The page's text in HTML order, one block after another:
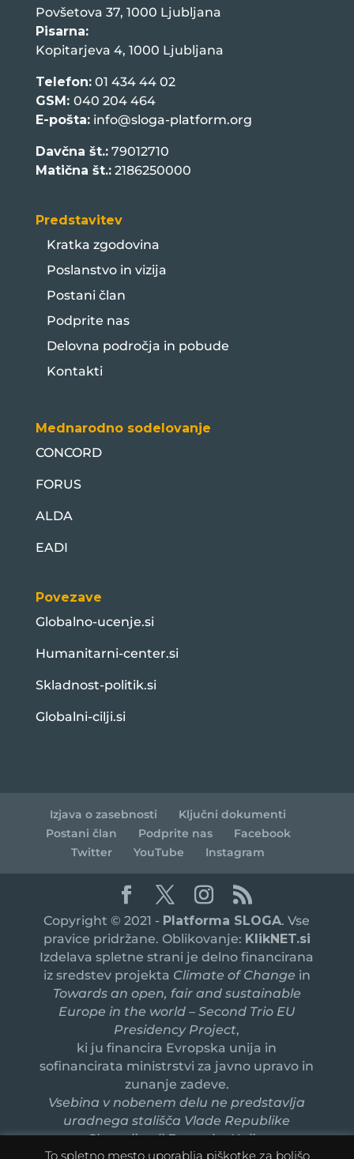
Povšetova 37, 1000 Ljubljana
Pisarna:
Kopitarjeva 4, 1000 Ljubljana
Telefon:01 434 44 02
GSM: 040 204 464
E-pošta: info@sloga-platform.org
Davčna št.:79012710
Matična št.:2186250000
Predstavitev
Kratka zgodovina
Poslanstvo in vizija
Postani član
Podprite nas
Delovna področja in pobude
Kontakti
Mednarodno sodelovanje
CONCORD
FORUS
ALDA
EADI
Povezave
Globalno-ucenje.si
Humanitarni-center.si
Skladnost-politik.si
Globalni-cilji.si
Izjava o zasebnosti
Ključni dokumenti
Postani član
Podprite nas
Facebook
Twitter
YouTube Instagram
Copyright © 2021 - Platforma SLOGA. Vse
pravice pridržane. Oblikovanje: KlikNET.si
Izdelava spletne strani je delno financirana
iz sredstev projekta Climate of Change in
Towards an open, fair and sustainable
Europe in the world – Second Trio EU
Presidency Project,
ki ju financira Evropska unija in
sofinancirata ministrstvi za javno upravo in
zunanje zadeve.
Vsebina v nobenem delu ne predstavlja
uradnega stališča Vlade Republike
Slovenije ali Evropske Unije.
To spletno mesto uporablja piškotke za boljšo